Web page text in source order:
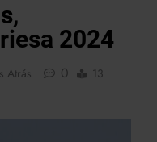
2024
Atrás 0
13